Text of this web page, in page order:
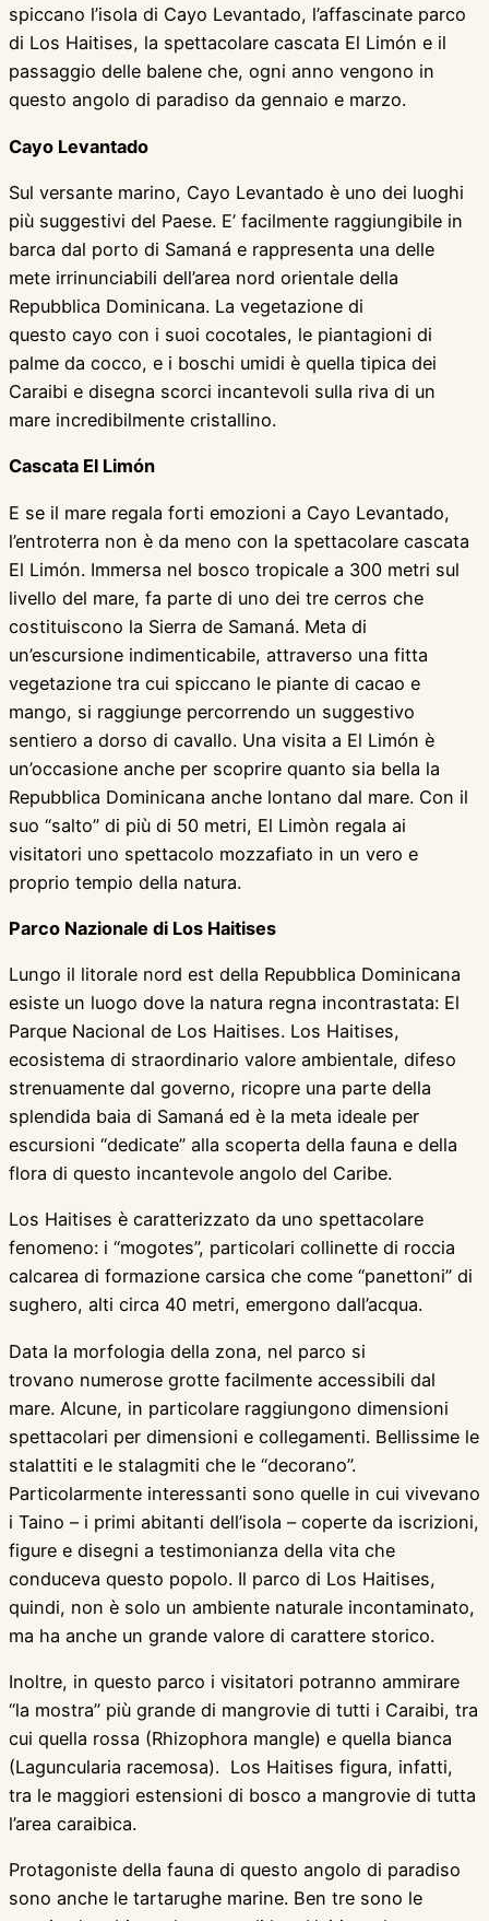
spiccano l’isola di Cayo Levantado, l’affascinate parco
di Los Haitises, la spettacolare cascata El Limón e il
passaggio delle balene che, ogni anno vengono in
questo angolo di paradiso da gennaio e marzo.
Cayo Levantado
Sul versante marino, Cayo Levantado è uno dei luoghi
più suggestivi del Paese. E’ facilmente raggiungibile in
barca dal porto di Samaná e rappresenta una delle
mete irrinunciabili dell’area nord orientale della
Repubblica Dominicana. La vegetazione di
questo cayo con i suoi cocotales, le piantagioni di
palme da cocco, e i boschi umidi è quella tipica dei
Caraibi e disegna scorci incantevoli sulla riva di un
mare incredibilmente cristallino.
Cascata El Limón
E se il mare regala forti emozioni a Cayo Levantado,
l’entroterra non è da meno con la spettacolare cascata
El Limón. Immersa nel bosco tropicale a 300 metri sul
livello del mare, fa parte di uno dei tre cerros che
costituiscono la Sierra de Samaná. Meta di
un’escursione indimenticabile, attraverso una fitta
vegetazione tra cui spiccano le piante di cacao e
mango, si raggiunge percorrendo un suggestivo
sentiero a dorso di cavallo. Una visita a El Limón è
un’occasione anche per scoprire quanto sia bella la
Repubblica Dominicana anche lontano dal mare. Con il
suo “salto” di più di 50 metri, El Limòn regala ai
visitatori uno spettacolo mozzafiato in un vero e
proprio tempio della natura.
Parco Nazionale di Los Haitises
Lungo il litorale nord est della Repubblica Dominicana
esiste un luogo dove la natura regna incontrastata: El
Parque Nacional de Los Haitises. Los Haitises,
ecosistema di straordinario valore ambientale, difeso
strenuamente dal governo, ricopre una parte della
splendida baia di Samaná ed è la meta ideale per
escursioni “dedicate” alla scoperta della fauna e della
flora di questo incantevole angolo del Caribe.
Los Haitises è caratterizzato da uno spettacolare
fenomeno: i “mogotes”, particolari collinette di roccia
calcarea di formazione carsica che come “panettoni” di
sughero, alti circa 40 metri, emergono dall’acqua.
Data la morfologia della zona, nel parco si
trovano numerose grotte facilmente accessibili dal
mare. Alcune, in particolare raggiungono dimensioni
spettacolari per dimensioni e collegamenti. Bellissime le
stalattiti e le stalagmiti che le “decorano”.
Particolarmente interessanti sono quelle in cui vivevano
i Taino – i primi abitanti dell’isola – coperte da iscrizioni,
figure e disegni a testimonianza della vita che
conduceva questo popolo. Il parco di Los Haitises,
quindi, non è solo un ambiente naturale incontaminato,
ma ha anche un grande valore di carattere storico.
Inoltre, in questo parco i visitatori potranno ammirare
“la mostra” più grande di mangrovie di tutti i Caraibi, tra
cui quella rossa (Rhizophora mangle) e quella bianca
(Laguncularia racemosa). Los Haitises figura, infatti,
tra le maggiori estensioni di bosco a mangrovie di tutta
l’area caraibica.
Protagoniste della fauna di questo angolo di paradiso
sono anche le tartarughe marine. Ben tre sono le